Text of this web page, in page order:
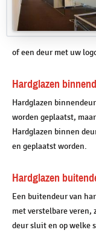
of een deur met uw
Hardglazen
Hardglazen
worden geplaatst,
Hardglazen binnen
en geplaatst worden.
Hardglazen
Een buitendeur van
met verstelbare veren,
deur sluit en op welke